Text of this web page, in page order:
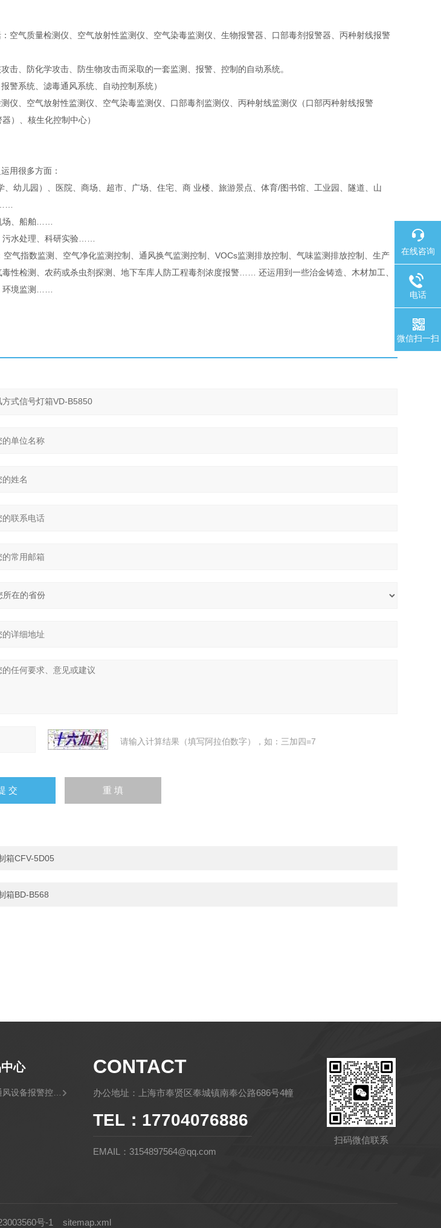
空气质量检测仪、空气放射性监测仪、空气染毒监测仪、生物报警器、口部毒剂报警器、丙种射线报警
击、防化学攻击、防生物攻击而采取的一套监测、报警、控制的自动系统。
警系统、滤毒通风系统、自动控制系统）
仪、空气放射性监测仪、空气染毒监测仪、口部毒剂监测仪、丙种射线监测仪（口部丙种射线报警
）、核生化控制中心）
用很多方面：
幼儿园）、医院、商场、超市、广场、住宅、商 业楼、旅游景点、体育/图书馆、工业园、隧道、山
场、船舶……
水处理、科研实验……
气指数监测、空气净化监测控制、通风换气监测控制、VOCs监测排放控制、气味监测排放控制、生产
性检测、农药或杀虫剂探测、地下车库人防工程毒剂浓度报警…… 还运用到一些治金铸造、木材加工、
环境监测……
请输入计算结果（填写阿拉伯数字），如：三加四=7
箱CFV-5D05
箱BD-B568
心 CONTACT
办公地址：上海市奉贤区奉城镇南奉公路686号4幢
TEL：17704076886
EMAIL：3154897564@qq.com
扫码微信联系
号-1 sitemap.xml
在线咨询
电话
微信扫一扫